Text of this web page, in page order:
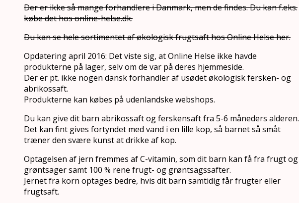
Der er ikke så mange forhandlere i Danmark, men de findes. Du kan f.eks.
købe det hos online-helse.dk.
Du kan se hele sortimentet af økologisk frugtsaft hos Online Helse her.
Opdatering april 2016: Det viste sig, at Online Helse ikke havde
produkterne på lager, selv om de var på deres hjemmeside.
Der er pt. ikke nogen dansk forhandler af usødet økologisk fersken- og
abrikossaft.
Produkterne kan købes på udenlandske webshops.
Du kan give dit barn abrikossaft og ferskensaft fra 5-6 måneders alderen.
Det kan fint gives fortyndet med vand i en lille kop, så barnet så småt
træner den svære kunst at drikke af kop.
Optagelsen af jern fremmes af C-vitamin, som dit barn kan få fra frugt og
grøntsager samt 100 % rene frugt- og grøntsagssafter.
Jernet fra korn optages bedre, hvis dit barn samtidig får frugter eller
frugtsaft.